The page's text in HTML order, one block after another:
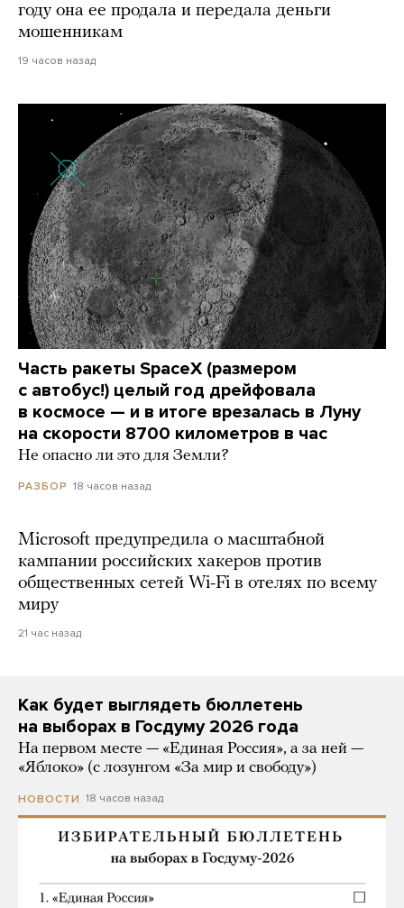
году она ее продала и передала деньги
мошенникам
19 часов назад
Часть ракеты SpaceX (размером
с автобус!) целый год дрейфовала
в космосе — и в итоге врезалась в Луну
на скорости 8700 километров в час
Не опасно ли это для Земли?
РАЗБОР 18 часов назад
Microsoft предупредила о масштабной
кампании российских хакеров против
общественных сетей Wi-Fi в отелях по всему
миру
21 час назад
Как будет выглядеть бюллетень
на выборах в Госдуму 2026 года
На первом месте — «Единая Россия», а за ней —
«Яблоко» (с лозунгом «За мир и свободу»)
НОВОСТИ 18 часов назад